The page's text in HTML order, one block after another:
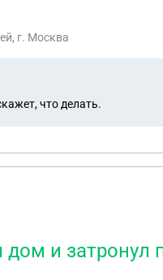
г. Москва
что делать.
дом и